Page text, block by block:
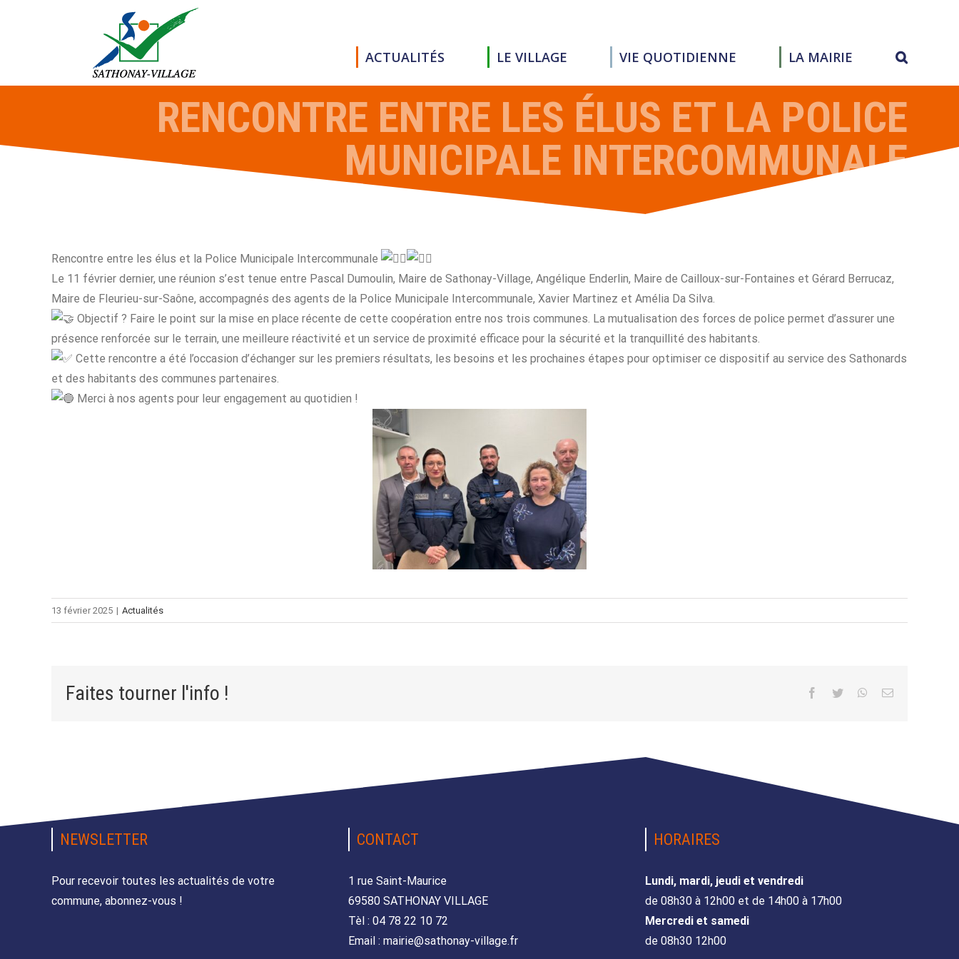
ACTUALITÉS LE VILLAGE VIE QUOTIDIENNE LA MAIRIE
RENCONTRE ENTRE LES ÉLUS ET LA POLICE
MUNICIPALE INTERCOMMUNALE
Rencontre entre les élus et la Police Municipale Intercommunale
Le 11 février dernier, une réunion s’est tenue entre Pascal Dumoulin, Maire de Sathonay-Village, Angélique Enderlin, Maire de Cailloux-sur-Fontaines et Gérard Berrucaz,
Maire de Fleurieu-sur-Saône, accompagnés des agents de la Police Municipale Intercommunale, Xavier Martinez et Amélia Da Silva.
Objectif ? Faire le point sur la mise en place récente de cette coopération entre nos trois communes. La mutualisation des forces de police permet d’assurer une
présence renforcée sur le terrain, une meilleure réactivité et un service de proximité efficace pour la sécurité et la tranquillité des habitants.
Cette rencontre a été l’occasion d’échanger sur les premiers résultats, les besoins et les prochaines étapes pour optimiser ce dispositif au service des Sathonards
et des habitants des communes partenaires.
Merci à nos agents pour leur engagement au quotidien !
13 février 2025 | Actualités
Faites tourner l'info ! Facebook
Twitter WhatsApp
Email
NEWSLETTER
Pour recevoir toutes les actualités de votre
commune, abonnez-vous !
CONTACT
1 rue Saint-Maurice
69580 SATHONAY VILLAGE
Tèl : 04 78 22 10 72
Email : mairie@sathonay-village.fr
HORAIRES
Lundi, mardi, jeudi et vendredi
de 08h30 à 12h00 et de 14h00 à 17h00
Mercredi et samedi
de 08h30 12h00